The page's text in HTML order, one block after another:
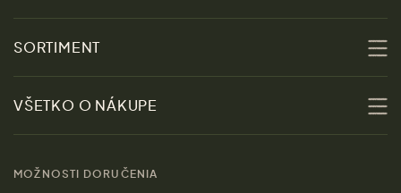
Udržateľnosť
Kontakt
SORTIMENT
Zľavy
Ženy
Muži
VŠETKO O NÁKUPE
MOŽNOSTI DORUČENIA